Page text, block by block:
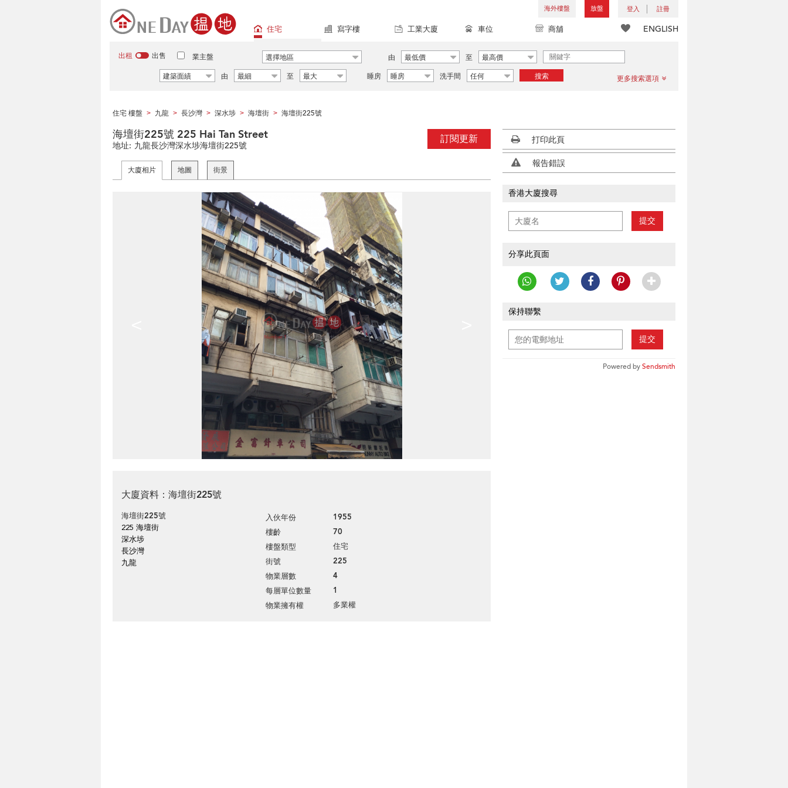
海外樓盤 放盤 登入 註冊
ENGLISH
住宅 寫字樓 工業大廈 車位 商舖
出租 出售 業主盤 選擇地區 由 最低價 至
最高價
建築面績
由 最細 至 最大 睡房 睡房 洗手間 任何 搜索 更多搜索選項
住宅 樓盤 > 九龍 > 長沙灣 > 深水埗 > 海壇街 > 海壇街225號
訂閱更新
海壇街225號 225 Hai Tan Street
地址: 九龍長沙灣深水埗海壇街225號
大廈相片 地圖 街景
大廈資料：海壇街225號
海壇街225號
225 海壇街
深水埗
長沙灣
九龍
入伙年份 1955
樓齡 70
樓盤類型 住宅
街號 225
物業層數 4
每層單位數量 1
物業擁有權 多業權
打印此頁
報告錯誤
香港大廈搜尋
提交
分享此頁面
保持聯繫
提交
Powered bySendsmith